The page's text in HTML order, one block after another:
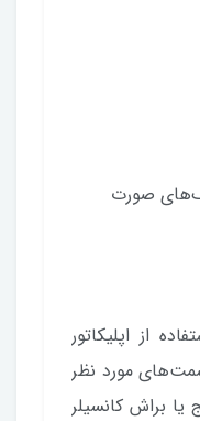
صورت
از اپلیکاتور
مورد نظر
براش کانسیلر